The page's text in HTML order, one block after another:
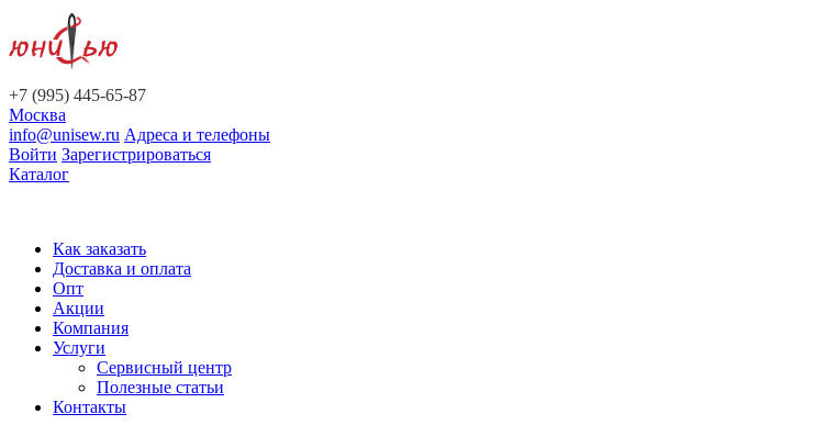
+7 (995) 445-65-87
Москва
info@unisew.ru Адреса и телефоны
Войти Зарегистрироваться
Каталог
Как заказать
Доставка и оплата
Опт
Акции
Компания
Услуги
Сервисный центр
Полезные статьи
Контакты